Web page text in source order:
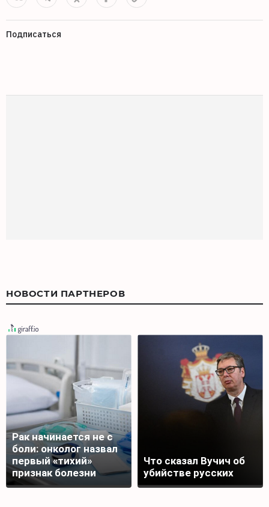
Подписаться
НОВОСТИ ПАРТНЕРОВ
Рак начинается не с
боли: онколог назвал
первый «тихий»
признак болезни
Что сказал Вучич об
убийстве русских